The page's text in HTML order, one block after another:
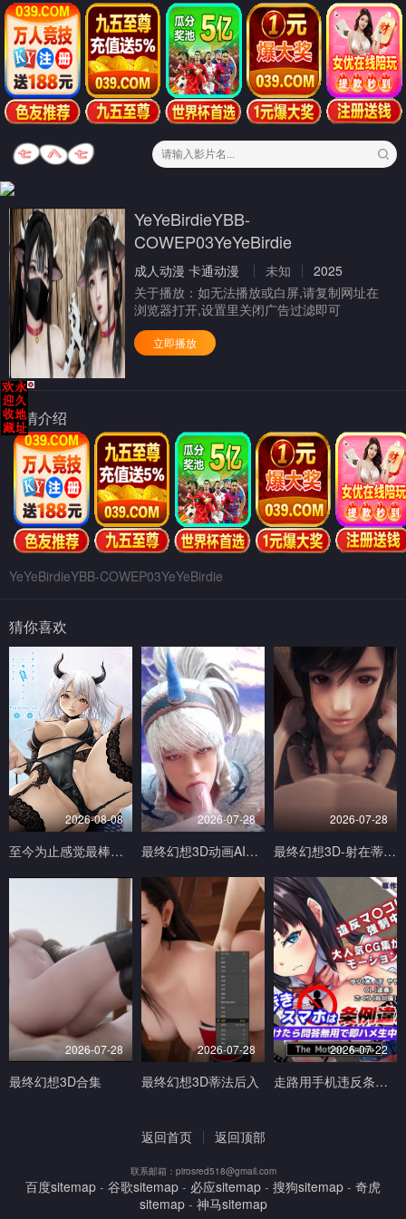
YeYeBirdieYBB-
COWEP03YeYeBirdie
成人动漫 卡通动漫 未知
2025
关于播放： 如无法播放或白屏,请复制网址在
浏览器打开,设置里关闭广告过滤即可
立即播放
剧情介绍
YeYeBirdieYBB-COWEP03YeYeBirdie
猜你喜欢
2026-08-08
至今为止感觉最棒的一次做爱1
2026-07-28
最终幻想3D动画AI生成完美画质
2026-07-28
最终幻想3D-射在蒂法的奶子小穴和嘴上V
2026-07-28
最终幻想3D合集
2026-07-28
最终幻想3D蒂法后入
2026-07-22
走路用手机违反条例发现到就问答无用马上无套抽插中出TheMotionAnimed_177879
返回首页 返回顶部
联系邮箱：pirosred518@gmail.com
百度sitemap - 谷歌sitemap - 必应sitemap - 搜狗sitemap - 奇虎
sitemap- 神马sitemap